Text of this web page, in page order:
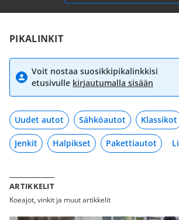
PIKALINKIT
Voit nostaa suosikkipikalinkkisi
etusivulle kirjautumalla sisään
Uudet autot Sähköautot Klassikot
Jenkit Halpikset Pakettiautot
ARTIKKELIT
Koeajot, vinkit ja muut artikkelit